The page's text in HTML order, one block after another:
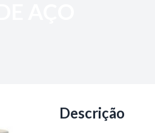
Descrição